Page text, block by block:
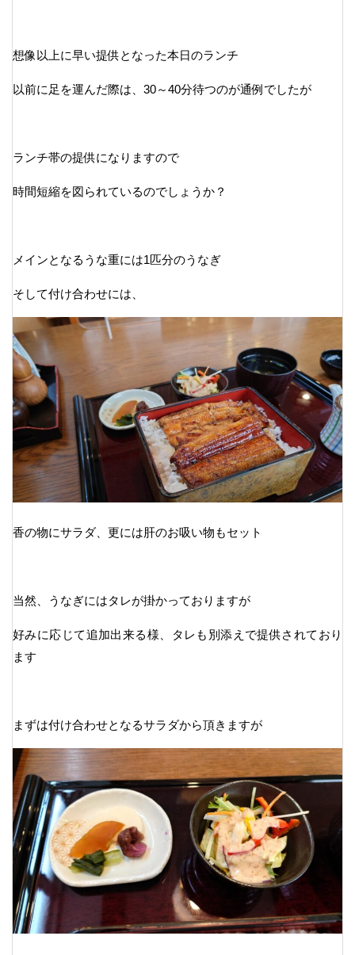
想像以上に早い提供となった本日のランチ
以前に足を運んだ際は、30～40分待つのが通例でしたが
ランチ帯の提供になりますので
時間短縮を図られているのでしょうか？
メインとなるうな重には1匹分のうなぎ
そして付け合わせには、
香の物にサラダ、更には肝のお吸い物もセット
当然、うなぎにはタレが掛かっておりますが
好みに応じて追加出来る様、タレも別添えで提供されており
ます
まずは付け合わせとなるサラダから頂きますが